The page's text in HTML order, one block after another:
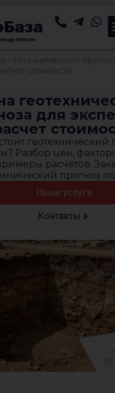
геотехнического
стоимости
для
геотехнический
Разбор цен,
расчётов.
прогноз
Наши услуги
Контакты